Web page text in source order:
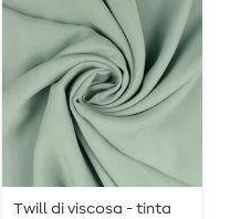
Twill di viscosa - tinta